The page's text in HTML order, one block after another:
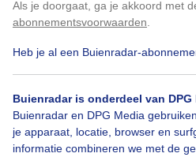
Als je doorgaat, ga je akkoord met
abonnementsvoorwaarden
Heb je al een Buienradar-
Buienradar is onderdeel van DPG
Buienradar en DPG Media
je apparaat, locatie, browser en
informatie combineren we met de
Wolken Onstabiel
Bekijk slideshow
Klik hierom dit